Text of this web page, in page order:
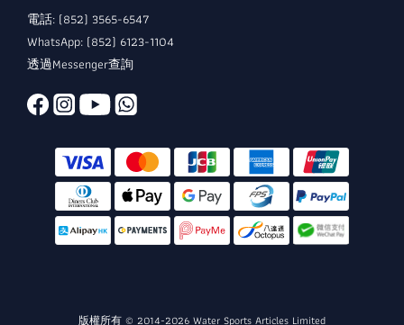
電話: (852) 3565-6547
WhatsApp: (852) 6123-1104
透過Messenger查詢
版權所有 © 2014-2026 Water Sports Articles Limited